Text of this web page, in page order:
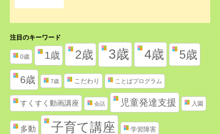
注目のキーワード
0歳 1歳 2歳 3歳 4歳 5歳
6歳 7歳 こだわり ことばプログラム
すくすく動画講座 会話 児童発達支援 入園
多動 子育て講座 学習障害